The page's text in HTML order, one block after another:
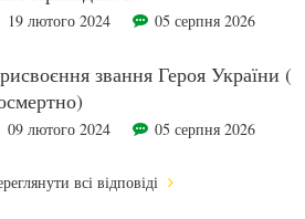
19 лютого 2024 05 серпня 2026
звання Героя України (
09 лютого 2024 05 серпня 2026
всі відповіді